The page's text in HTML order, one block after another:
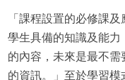
「課程設置的必修課
學生具備的知識及能
的內容，未來是最不
的資訊。」至於學習